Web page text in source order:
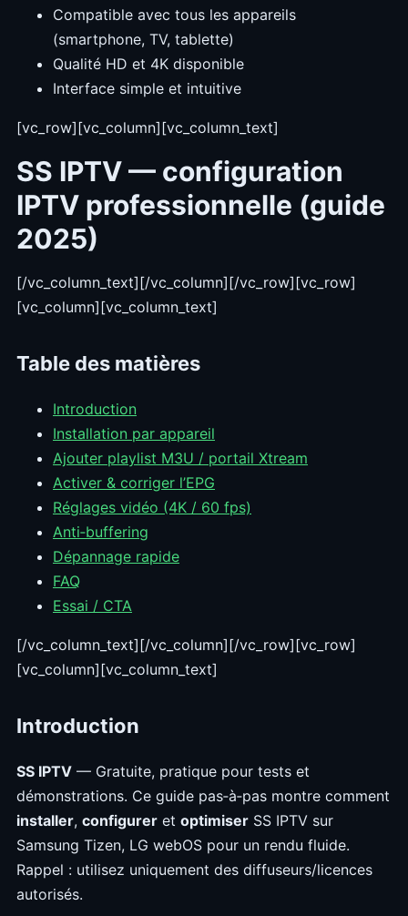
Compatible avec tous les appareils
(smartphone, TV, tablette)
Qualité HD et 4K disponible
Interface simple et intuitive
[vc_row][vc_column][vc_column_text]
SS IPTV — configuration
IPTV professionnelle (guide
2025)
[/vc_column_text][/vc_column][/vc_row][vc_row]
[vc_column][vc_column_text]
Table des matières
Introduction
Installation par appareil
Ajouter playlist M3U / portail Xtream
Activer & corriger l’EPG
Réglages vidéo (4K / 60 fps)
Anti‑buffering
Dépannage rapide
FAQ
Essai / CTA
[/vc_column_text][/vc_column][/vc_row][vc_row]
[vc_column][vc_column_text]
Introduction
SS IPTV — Gratuite, pratique pour tests et
démonstrations. Ce guide pas‑à‑pas montre comment
installer, configurer et optimiser SS IPTV sur
Samsung Tizen, LG webOS pour un rendu fluide.
Rappel : utilisez uniquement des diffuseurs/licences
autorisés.